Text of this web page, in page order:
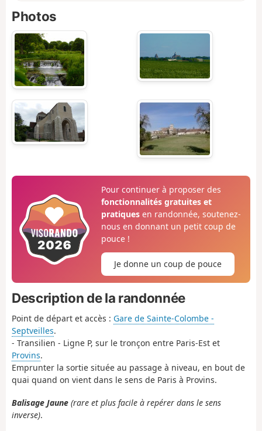
Photos
Pour continuer à proposer des
fonctionnalités gratuites et
pratiquesen randonnée, soutenez-
nous en donnant un petit coup de
pouce !
Je donne un coup de pouce
Description de la randonnée
Point de départ et accès : Gare de Sainte-Colombe -
Septveilles.
- Transilien - Ligne P, sur le tronçon entre Paris-Est et
Provins.
Emprunter la sortie située au passage à niveau, en bout de
quai quand on vient dans le sens de Paris à Provins.
Balisage Jaune (rare et plus facile à repérer dans le sens
inverse).